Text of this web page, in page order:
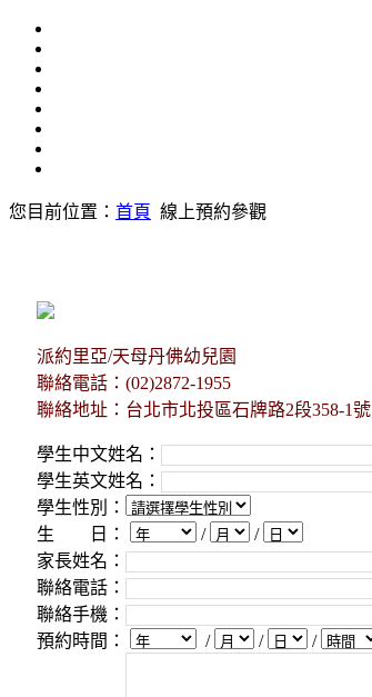
您目前位置： 首頁 線上預約參觀
派約里亞/天母丹佛幼兒園
聯絡電話：(02)2872-1955
聯絡地址：台北市北投區石牌路2段358-1號
學生中文姓名：
學生英文姓名：
學生性別：
生 日：
/
/
家長姓名：
聯絡電話：
聯絡手機：
預約時間：
/ / /